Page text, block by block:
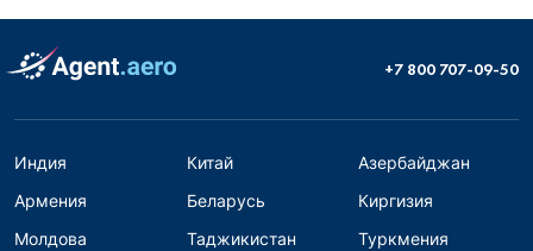
+7 800 707-09-50
Индия Китай
Азербайджан
Армения
Беларусь
Киргизия
Молдова
Таджикистан
Туркмения